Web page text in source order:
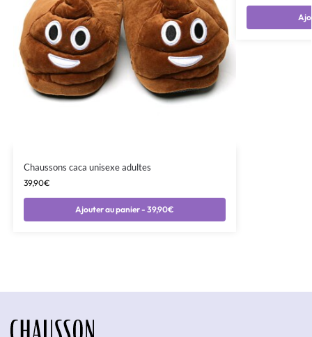
Chaussons caca unisexe adultes
39,90€
Ajouter au panier - 39,90€